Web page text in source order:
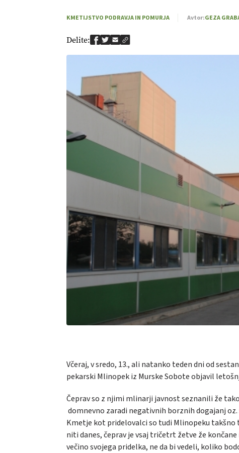
KMETIJSTVO PODRAVJA IN POMURJA Avtor:GEZA
Delite:
Včeraj, v sredo, 13., ali natanko teden dni od
pekarski Mlinopek iz Murske Sobote objavil
Čeprav so z njimi mlinarji javnost seznanili že
domnevno zaradi negativnih borznih dogajanj
Kmetje kot pridelovalci so tudi Mlinopeku
niti danes, čeprav je vsaj tričetrt žetve že
večino svojega pridelka, ne da bi vedeli, koliko